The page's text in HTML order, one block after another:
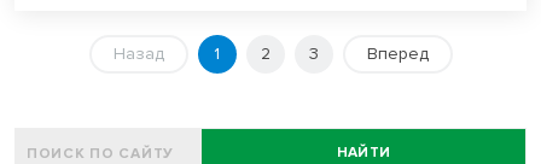
Назад 1 2 3 Вперед
НАЙТИ